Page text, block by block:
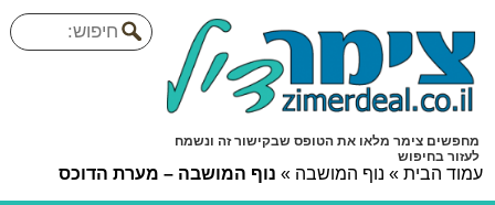
מחפשים צימר מלאו את הטופס שבקישור זה ונשמח
לעזור בחיפוש
עמוד הבית » נוף המושבה » נוף המושבה – מערת הדוכס